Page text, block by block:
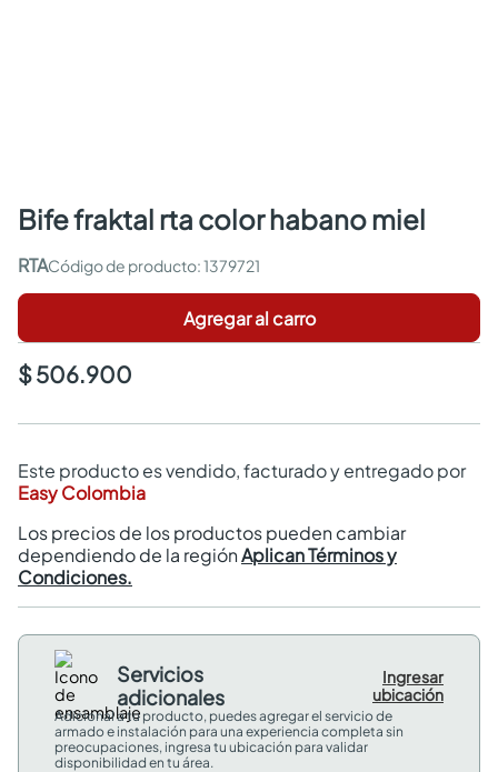
bife fraktal rta color habano miel
RTA :1379721
Agregar al carro
$ 506.900
Este producto es vendido, facturado y entregado por
Easy Colombia
Los precios de los productos pueden cambiar
dependiendo de la regiónAplican Términos y
Condiciones.
Servicios
adicionales
Ingresar
ubicación
Adicional a tu producto, puedes agregar el servicio de
armado e instalación para una experiencia completa sin
preocupaciones, ingresa tu ubicación para validar
disponibilidad en tu área.